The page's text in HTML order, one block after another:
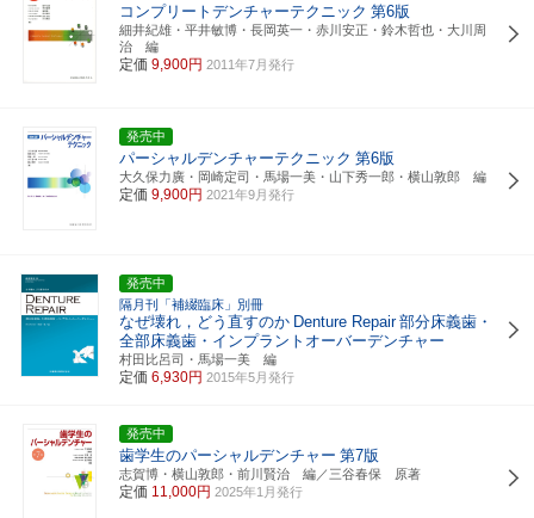
コンプリートデンチャーテクニック 第6版
細井紀雄・平井敏博・長岡英一・赤川安正・鈴木哲也・大川周
治 編
定価 9,900円 2011年7月発行
発売中
パーシャルデンチャーテクニック 第6版
大久保力廣・岡崎定司・馬場一美・山下秀一郎・横山敦郎 編
定価 9,900円 2021年9月発行
発売中
隔月刊「補綴臨床」別冊
なぜ壊れ，どう直すのか Denture Repair 部分床義歯・
全部床義歯・インプラントオーバーデンチャー
村田比呂司・馬場一美 編
定価 6,930円 2015年5月発行
発売中
歯学生のパーシャルデンチャー 第7版
志賀博・横山敦郎・前川賢治 編／三谷春保 原著
定価 11,000円 2025年1月発行